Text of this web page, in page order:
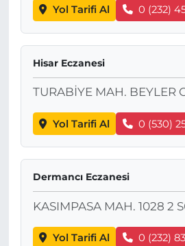
Yol Tarifi Al 0 (232)
Hisar Eczanesi
TURABİYE MAH. BEYLER
Yol Tarifi Al 0 (530)
Dermancı Eczanesi
KASIMPASA MAH. 1028 2
Yol Tarifi Al 0 (232)